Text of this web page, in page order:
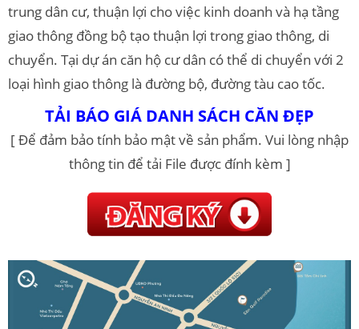
trung dân cư, thuận lợi cho việc kinh doanh và hạ tầng
giao thông đồng bộ tạo thuận lợi trong giao thông, di
chuyển. Tại dự án căn hộ cư dân có thể di chuyển với 2
loại hình giao thông là đường bộ, đường tàu cao tốc.
TẢI BÁO GIÁ DANH SÁCH CĂN ĐẸP
[ Để đảm bảo tính bảo mật về sản phẩm. Vui lòng nhập
thông tin để tải File được đính kèm ]